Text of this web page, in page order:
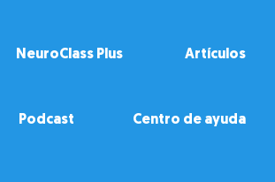
NeuroClass Plus Artículos
Podcast Centro de ayuda